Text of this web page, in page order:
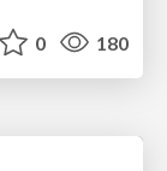
0 180